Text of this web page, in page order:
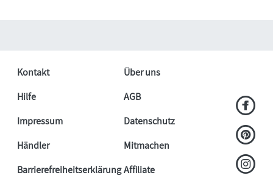
Kontakt
Über uns
Hilfe
AGB
Impressum
Datenschutz
Händler
Mitmachen
BarrierefreiheitserklärungAffiliate